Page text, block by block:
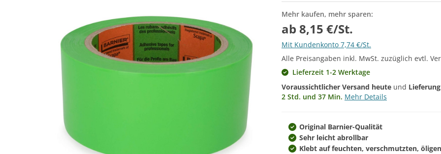
Mehr kaufen, mehr sparen:
ab 8,15 €/St.
Mit Kundenkonto 7,74 €/St.
Alle Preisangaben inkl. MwSt. zuzüglich evtl.
Lieferzeit 1-2 Werktage
Voraussichtlicher Versand heute und
2 Std. und 37 Min. Mehr Details
Original Barnier-Qualität
Sehr leicht abrollbar
Klebt auf feuchten, verschmutzten,